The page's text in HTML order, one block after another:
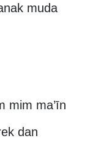
muda
mim ma’īn
dan